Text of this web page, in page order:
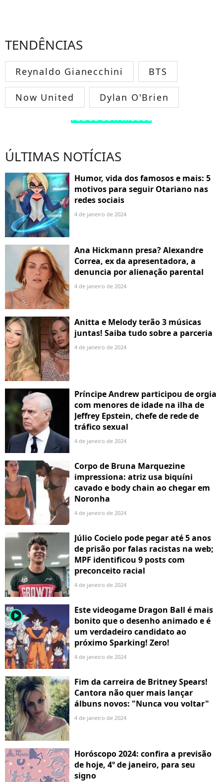
TENDÊNCIAS
Reynaldo Gianecchini BTS
Now United Dylan O'Brien
TODOS OS FAMOSOS
ÚLTIMAS NOTÍCIAS
Humor, vida dos famosos e mais: 5
motivos para seguir Otariano nas
redes sociais
4 de janeiro de 2024
Ana Hickmann presa? Alexandre
Correa, ex da apresentadora, a
denuncia por alienação parental
4 de janeiro de 2024
Anitta e Melody terão 3 músicas
juntas! Saiba tudo sobre a parceria
4 de janeiro de 2024
Príncipe Andrew participou de orgia
com menores de idade na ilha de
Jeffrey Epstein, chefe de rede de
tráfico sexual
4 de janeiro de 2024
Corpo de Bruna Marquezine
impressiona: atriz usa biquíni
cavado e body chain ao chegar em
Noronha
4 de janeiro de 2024
Júlio Cocielo pode pegar até 5 anos
de prisão por falas racistas na web;
MPF identificou 9 posts com
preconceito racial
4 de janeiro de 2024
player2
Este videogame Dragon Ball é mais
bonito que o desenho animado e é
um verdadeiro candidato ao
próximo Sparking! Zero!
4 de janeiro de 2024
Fim da carreira de Britney Spears!
Cantora não quer mais lançar
álbuns novos: "Nunca vou voltar"
4 de janeiro de 2024
Horóscopo 2024: confira a previsão
de hoje, 4º de janeiro, para seu
signo